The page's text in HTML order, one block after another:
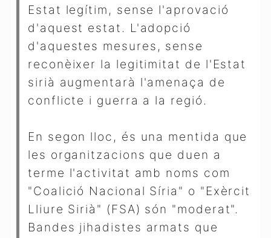
Estat legítim, sense l'aprovació
d'aquest estat. L'adopció
d'aquestes mesures, sense
reconèixer la legitimitat de l'Estat
sirià augmentarà l'amenaça de
conflicte i guerra a la regió.
En segon lloc, és una mentida que
les organitzacions que duen a
terme l'activitat amb noms com
"Coalició Nacional Síria" o "Exèrcit
Lliure Sirià" (FSA) són "moderat".
Bandes jihadistes armats que